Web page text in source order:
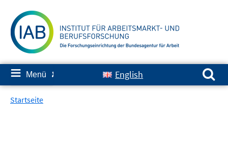
zum
Inhalt
≡ Menü ✘ English
Suchen nach:
Startseite